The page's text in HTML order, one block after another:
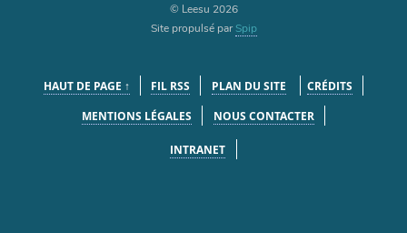
© Leesu 2026
Site propulsé parSpip
HAUT DE PAGE ↑ FIL RSS PLAN DU SITE
CRÉDITS
MENTIONS LÉGALES
NOUS CONTACTER
INTRANET